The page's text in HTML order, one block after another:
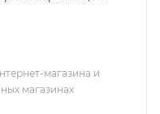
магазина и
магазинах